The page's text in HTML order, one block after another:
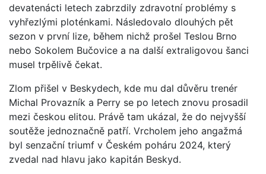
devatenácti letech zabrzdily zdravotní problémy s
vyhřezlými ploténkami. Následovalo dlouhých pět
sezon v první lize, během nichž prošel Teslou Brno
nebo Sokolem Bučovice a na další extraligovou šanci
musel trpělivě čekat.
Zlom přišel v Beskydech, kde mu dal důvěru trenér
Michal Provazník a Perry se po letech znovu prosadil
mezi českou elitou. Právě tam ukázal, že do nejvyšší
soutěže jednoznačně patří. Vrcholem jeho angažmá
byl senzační triumf v Českém poháru 2024, který
zvedal nad hlavu jako kapitán Beskyd.